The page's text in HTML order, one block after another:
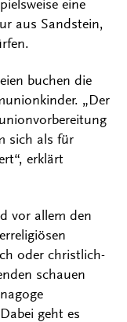
eine
aus Sandstein,
buchen die
„Der
sich als für
erklärt
vor allem den
oder christlich-
schauen
geht es